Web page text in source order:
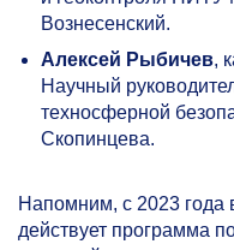
Вознесенский.
Алексей Рыбичев,
Научный
техносферной
Скопинцева.
Напомним, с 2023
действует программа